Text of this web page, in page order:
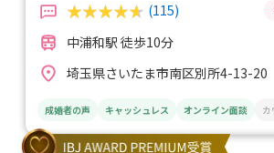
(115)
中浦和駅 徒歩10分
埼玉県さいたま市南区別所4-13-20
成婚者の声 キャッシュレス オンライン面談